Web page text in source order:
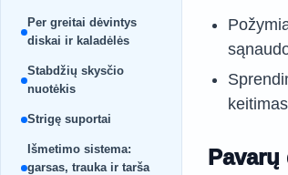
Per greitai dėvintys
diskai ir kaladėlės
Stabdžių skysčio
nuotėkis
Strigę suportai
Išmetimo sistema:
garsas, trauka ir tarša